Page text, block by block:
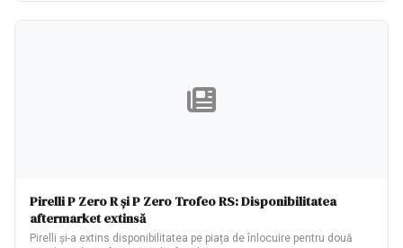
Pirelli P Zero R și P Zero Trofeo RS: Disponibilitatea
aftermarket extinsă
Pirelli și-a extins disponibilitatea pe piața de înlocuire pentru două